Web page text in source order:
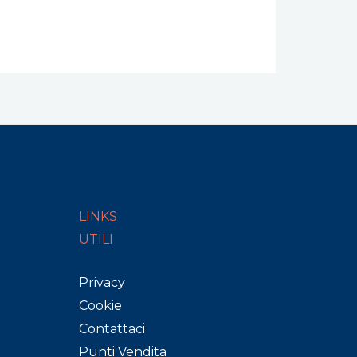
LINKS
UTILI
Privacy
Cookie
Contattaci
Punti Vendita